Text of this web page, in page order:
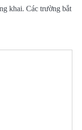
khai. Các trường bắt